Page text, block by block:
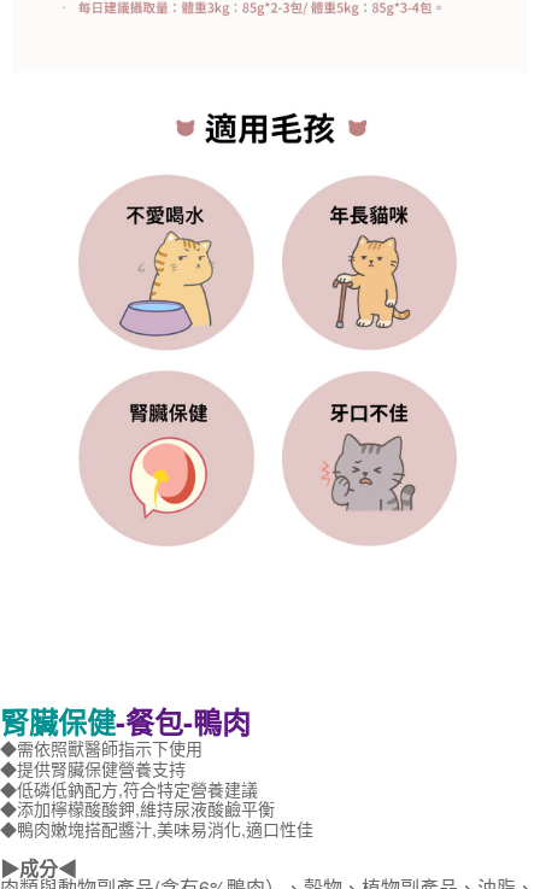
腎臟保健-餐包-鴨肉
◆需依照獸醫師指示下使用
◆提供腎臟保健營養支持
◆低磷低鈉配方,符合特定營養建議
◆添加檸檬酸酸鉀,維持尿液酸鹼平衡
◆鴨肉嫩塊搭配醬汁,美味易消化,適口性佳
▶成分◀